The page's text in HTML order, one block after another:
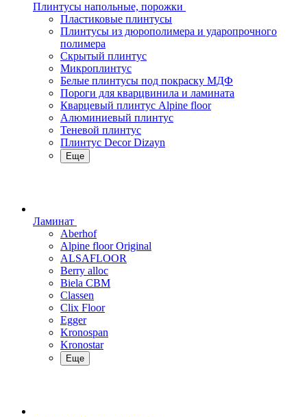
Плинтусы напольные, порожки
Пластиковые плинтусы
Плинтусы из дюрополимера и ударопрочного
полимера
Скрытый плинтус
Микроплинтус
Белые плинтусы под покраску МДФ
Пороги для кварцвинила и ламината
Кварцевый плинтус Alpine floor
Алюминиевый плинтус
Теневой плинтус
Плинтус Decor Dizayn
Еще
Ламинат
Aberhof
Alpine floor Original
ALSAFLOOR
Berry alloc
Biela CBM
Classen
Clix Floor
Egger
Kronospan
Kronostar
Еще